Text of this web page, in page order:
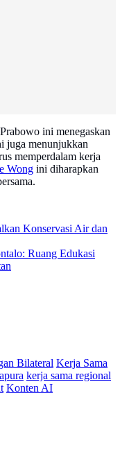
ini menegaskan
juga menunjukkan
memperdalam kerja
Wong ini diharapkan
Konservasi Air dan
Ruang Edukasi
Bilateral Kerja Sama
kerja sama regional
Konten AI